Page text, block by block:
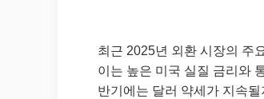
최근 2025년 외환 시장의 주
이는 높은 미국 실질 금리와
반기에는 달러 약세가 지속